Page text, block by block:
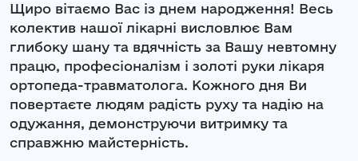
Щиро вітаємо Вас із днем народження! Весь
колектив нашої лікарні висловлює Вам
глибоку шану та вдячність за Вашу невтомну
працю, професіоналізм і золоті руки лікаря
ортопеда-травматолога. Кожного дня Ви
повертаєте людям радість руху та надію на
одужання, демонструючи витримку та
справжню майстерність.